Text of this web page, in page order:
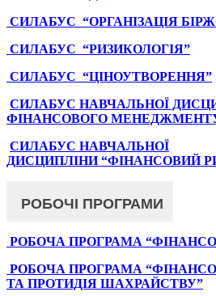
СИЛАБУС “ОРГАНІЗАЦІЯ
СИЛАБУС “РИЗИКОЛОГІЯ”
СИЛАБУС “ЦІНОУТВОРЕННЯ”
СИЛАБУС НАВЧАЛЬНОЇ
ФІНАНСОВОГО
СИЛАБУС НАВЧАЛЬНОЇ
ДИСЦИПЛІНИ “ФІНАНСОВИЙ
РОБОЧІ ПРОГРАМИ
РОБОЧА ПРОГРАМА
РОБОЧА ПРОГРАМА
ТА ПРОТИДІЯ ШАХРАЙСТВУ”